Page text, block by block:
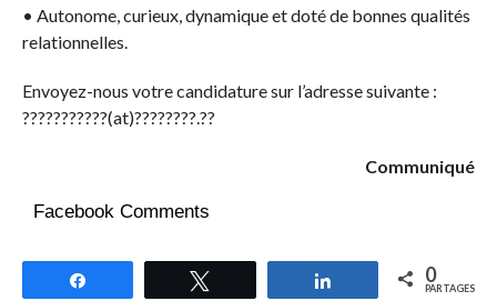
• Autonome, curieux, dynamique et doté de bonnes qualités
relationnelles.
Envoyez-nous votre candidature sur l’adresse suivante :
???????????(at)????????.??
Communiqué
Facebook Comments
Partagez 0
PARTAGES